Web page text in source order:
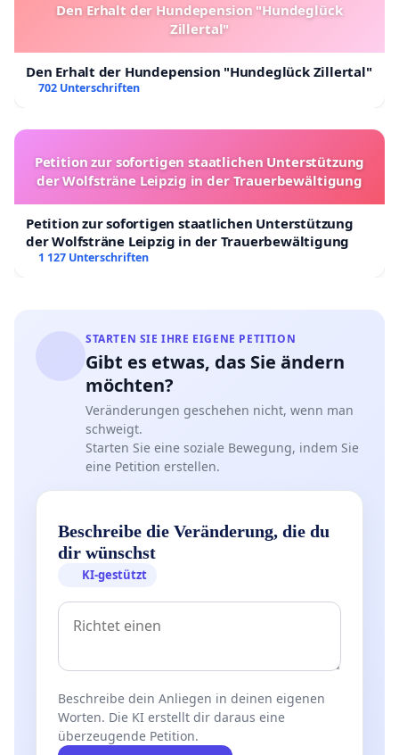
Den Erhalt der Hundepension "Hundeglück
Zillertal"
Den Erhalt der Hundepension "Hundeglück Zillertal"
702 Unterschriften
Petition zur sofortigen staatlichen Unterstützung
der Wolfsträne Leipzig in der Trauerbewältigung
Petition zur sofortigen staatlichen Unterstützung
der Wolfsträne Leipzig in der Trauerbewältigung
1 127 Unterschriften
STARTEN SIE IHRE EIGENE PETITION
Gibt es etwas, das Sie ändern
möchten?
Veränderungen geschehen nicht, wenn man
schweigt.
Starten Sie eine soziale Bewegung, indem Sie
eine Petition erstellen.
Beschreibe die Veränderung, die du
dir wünschst
KI-gestützt
Beschreibe dein Anliegen in deinen eigenen
Worten. Die KI erstellt dir daraus eine
überzeugende Petition.